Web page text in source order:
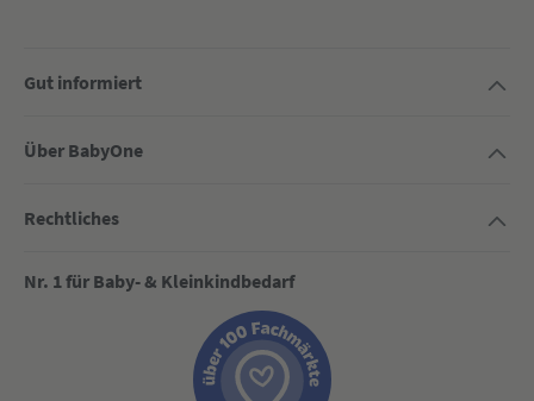
Gut informiert
Über BabyOne
Rechtliches
Nr. 1 für Baby- & Kleinkindbedarf